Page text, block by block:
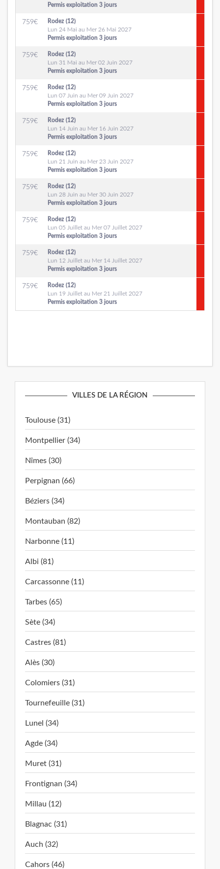
Permis exploitation 3 jours
759€
Rodez (12)
Lun 24 Mai au Mer 26 Mai 2027
Permis exploitation 3 jours
759€
Rodez (12)
Lun 31 Mai au Mer 02 Juin 2027
Permis exploitation 3 jours
759€
Rodez (12)
Lun 07 Juin au Mer 09 Juin 2027
Permis exploitation 3 jours
759€
Rodez (12)
Lun 14 Juin au Mer 16 Juin 2027
Permis exploitation 3 jours
759€
Rodez (12)
Lun 21 Juin au Mer 23 Juin 2027
Permis exploitation 3 jours
759€
Rodez (12)
Lun 28 Juin au Mer 30 Juin 2027
Permis exploitation 3 jours
759€
Rodez (12)
Lun 05 Juillet au Mer 07 Juillet 2027
Permis exploitation 3 jours
759€
Rodez (12)
Lun 12 Juillet au Mer 14 Juillet 2027
Permis exploitation 3 jours
759€
Rodez (12)
Lun 19 Juillet au Mer 21 Juillet 2027
Permis exploitation 3 jours
VILLES DE LA RÉGION
Toulouse (31)
Montpellier (34)
Nîmes (30)
Perpignan (66)
Béziers (34)
Montauban (82)
Narbonne (11)
Albi (81)
Carcassonne (11)
Tarbes (65)
Sète (34)
Castres (81)
Alès (30)
Colomiers (31)
Tournefeuille (31)
Lunel (34)
Agde (34)
Muret (31)
Frontignan (34)
Millau (12)
Blagnac (31)
Auch (32)
Cahors (46)